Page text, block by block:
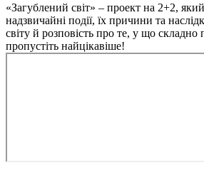
«Загублений світ» – проект на 2+2,
надзвичайні події, їх причини та
світу й розповість про те, у що складно
пропустіть найцікавіше!